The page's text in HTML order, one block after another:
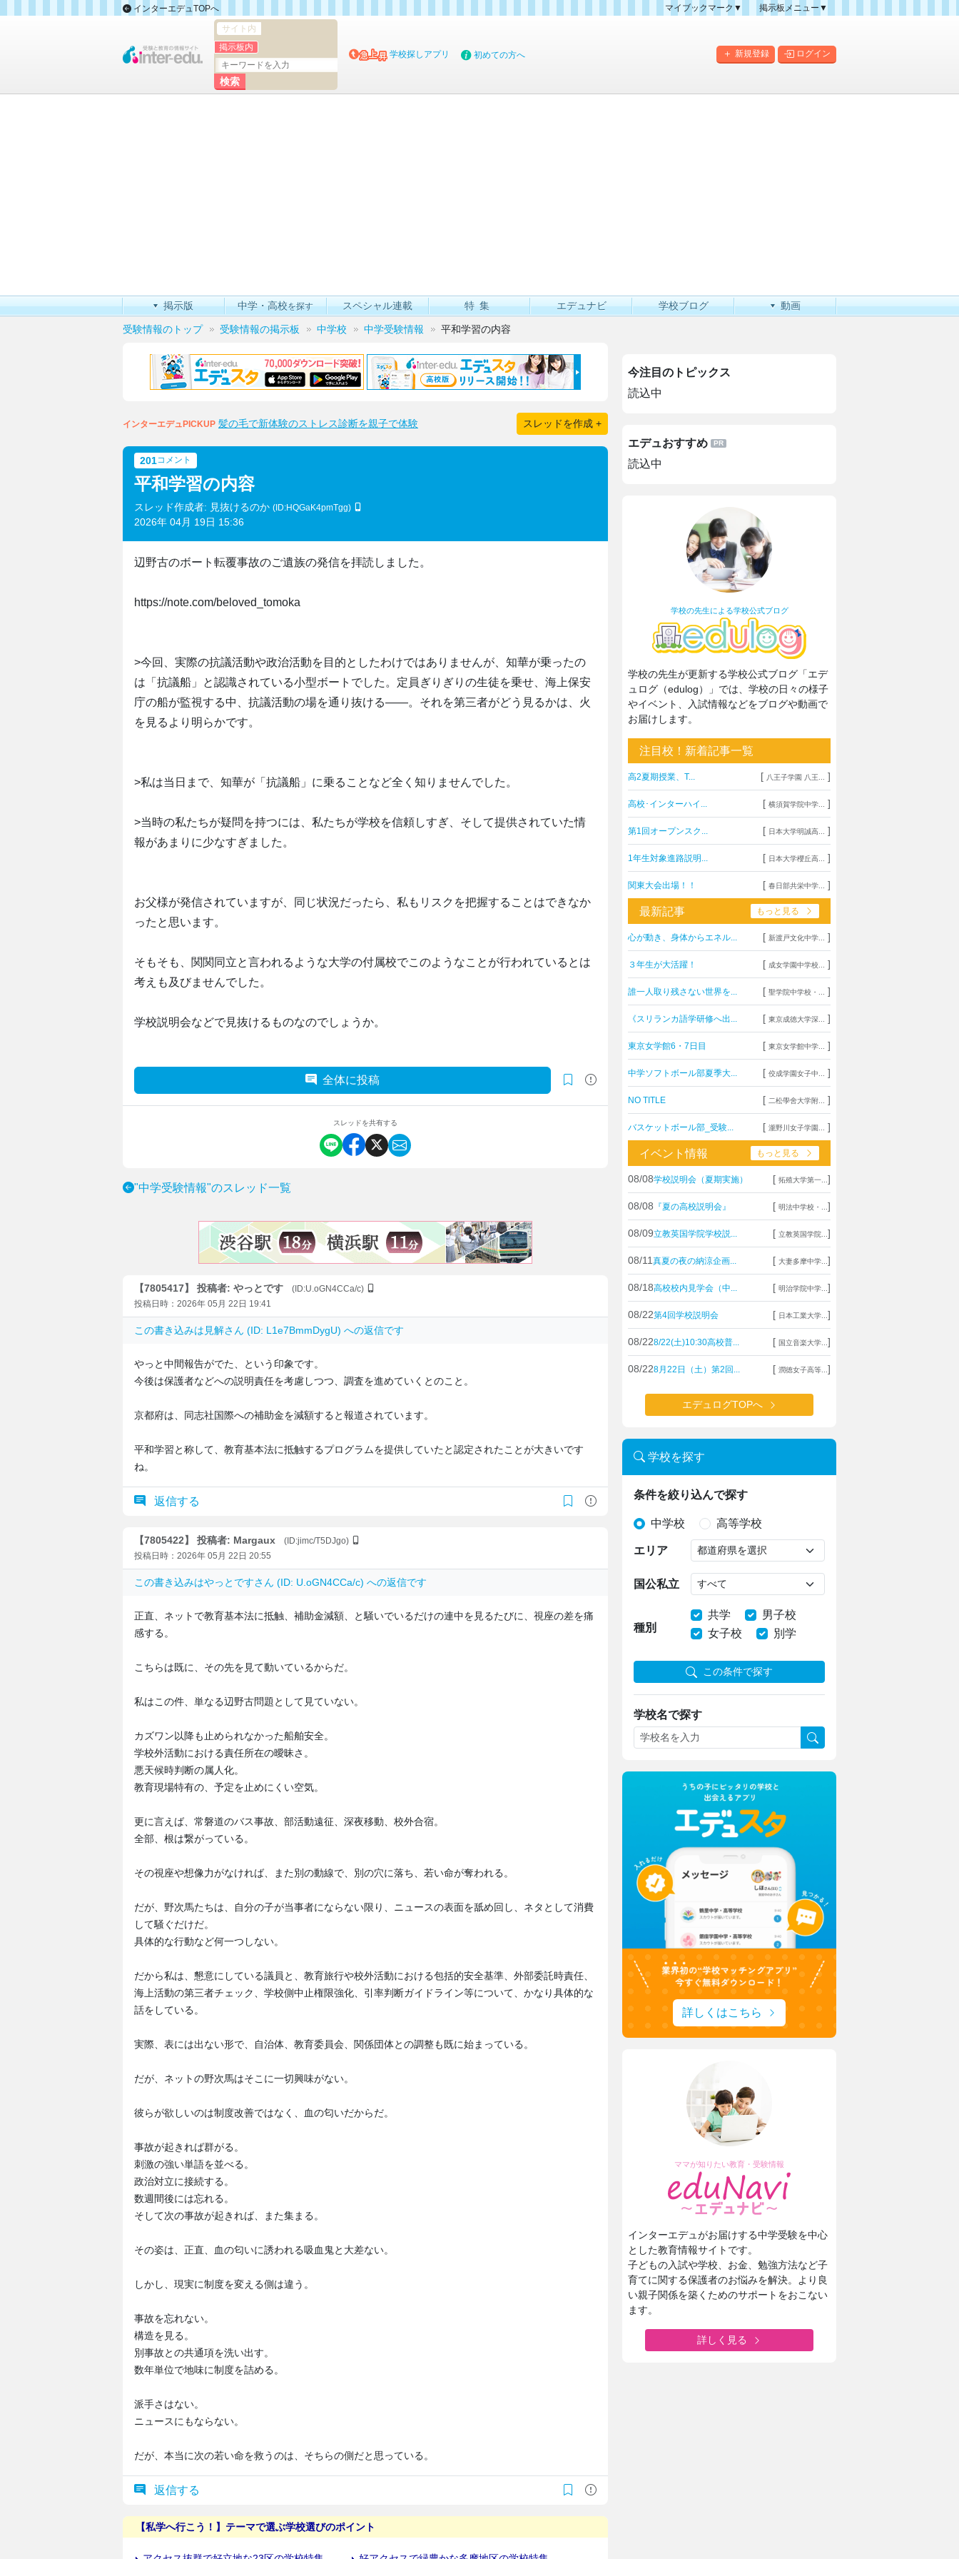
インターエデュTOPへ
マイブックマーク▼
掲示板メニュー▼
掲示板マップ
新規登録 ログイン
サイト内
掲示板内
学校探しアプリ 初めての方へ
掲示版 中学・高校を探す スペシャル連載 特集 エデュナビ 学校ブログ 動画
受験情報のトップ 受験情報の掲示板 中学校 中学受験情報 平和学習の内容
インターエデュPICKUP 髪の毛で新体験のストレス診断を親子で体験 スレッドを作成 +
201コメント
平和学習の内容
スレッド作成者: 見抜けるのか (ID:HQGaK4pmTgg)
2026年 04月 19日 15:36
辺野古のボート転覆事故のご遺族の発信を拝読しました。
https://note.com/beloved_tomoka
>今回、実際の抗議活動や政治活動を目的としたわけではありませんが、知華が乗ったの
は「抗議船」と認識されている小型ボートでした。定員ぎりぎりの生徒を乗せ、海上保安
庁の船が監視する中、抗議活動の場を通り抜ける――。それを第三者がどう見るかは、火
を見るより明らかです。
>私は当日まで、知華が「抗議船」に乗ることなど全く知りませんでした。
>当時の私たちが疑問を持つには、私たちが学校を信頼しすぎ、そして提供されていた情
報があまりに少なすぎました。
お父様が発信されていますが、同じ状況だったら、私もリスクを把握することはできなか
ったと思います。
そもそも、関関同立と言われるような大学の付属校でこのようなことが行われているとは
考えも及びませんでした。
学校説明会などで見抜けるものなのでしょうか。
全体に投稿
スレッドを共有する
"中学受験情報"のスレッド一覧
【7805417】 投稿者: やっとです
(ID:U.oGN4CCa/c)
投稿日時：2026年 05月 22日 19:41
この書き込みは 見解さん (ID: L1e7BmmDygU) への返信です
やっと中間報告がでた、という印象です。
今後は保護者などへの説明責任を考慮しつつ、調査を進めていくとのこと。
京都府は、同志社国際への補助金を減額すると報道されています。
平和学習と称して、教育基本法に抵触するプログラムを提供していたと認定されたことが大きいです
ね。
返信する
【7805422】 投稿者: Margaux
(ID:jimc/T5DJgo)
投稿日時：2026年 05月 22日 20:55
この書き込みはやっとですさん (ID: U.oGN4CCa/c) への返信です
正直、ネットで教育基本法に抵触、補助金減額、と騒いでいるだけの連中を見るたびに、視座の差を痛
感する。
こちらは既に、その先を見て動いているからだ。
私はこの件、単なる辺野古問題として見ていない。
カズワン以降も止められなかった船舶安全。
学校外活動における責任所在の曖昧さ。
悪天候時判断の属人化。
教育現場特有の、予定を止めにくい空気。
更に言えば、常磐道のバス事故、部活動遠征、深夜移動、校外合宿。
全部、根は繋がっている。
その視座や想像力がなければ、また別の動線で、別の穴に落ち、若い命が奪われる。
だが、野次馬たちは、自分の子が当事者にならない限り、ニュースの表面を舐め回し、ネタとして消費
して騒ぐだけだ。
具体的な行動など何一つしない。
だから私は、懇意にしている議員と、教育旅行や校外活動における包括的安全基準、外部委託時責任、
海上活動の第三者チェック、学校側中止権限強化、引率判断ガイドライン等について、かなり具体的な
話をしている。
実際、表には出ない形で、自治体、教育委員会、関係団体との調整も既に始まっている。
だが、ネットの野次馬はそこに一切興味がない。
彼らが欲しいのは制度改善ではなく、血の匂いだからだ。
事故が起きれば群がる。
刺激の強い単語を並べる。
政治対立に接続する。
数週間後には忘れる。
そして次の事故が起きれば、また集まる。
その姿は、正直、血の匂いに誘われる吸血鬼と大差ない。
しかし、現実に制度を変える側は違う。
事故を忘れない。
構造を見る。
別事故との共通項を洗い出す。
数年単位で地味に制度を詰める。
派手さはない。
ニュースにもならない。
だが、本当に次の若い命を救うのは、そちらの側だと思っている。
返信する
今注目のトピックス
読込中
エデュおすすめ
読込中
学校の先生による学校公式ブログ
学校の先生が更新する学校公式ブログ「エデ
ュログ（edulog）」では、学校の日々の様子
やイベント、入試情報などをブログや動画で
お届けします。
注目校！新着記事一覧
高2夏期授業、T... [ 八王子学園 八王... ]
高校･インターハイ... [ 横須賀学院中学... ]
第1回オープンスク... [ 日本大学明誠高... ]
1年生対象進路説明... [ 日本大学櫻丘高... ]
関東大会出場！！ [ 春日部共栄中学... ]
最新記事 もっと見る
心が動き、身体からエネル... [ 新渡戸文化中学... ]
３年生が大活躍！ [ 成女学園中学校... ]
誰一人取り残さない世界を... [ 聖学院中学校・... ]
《スリランカ語学研修へ出... [ 東京成徳大学深... ]
東京女学館6・7日目 [ 東京女学館中学... ]
中学ソフトボール部夏季大... [ 佼成学園女子中... ]
NO TITLE [ 二松學舍大学附... ]
バスケットボール部_受験... [ 瀧野川女子学園... ]
イベント情報 もっと見る
08/08学校説明会（夏期実施） [ 拓殖大学第一... ]
08/08 『夏の高校説明会』 [ 明法中学校・... ]
08/09立教英国学院学校説... [ 立教英国学院... ]
08/11 真夏の夜の納涼企画... [ 大妻多摩中学... ]
08/18高校校内見学会（中... [ 明治学院中学... ]
08/22第4回学校説明会 [ 日本工業大学... ]
08/228/22(土)10:30高校普... [ 国立音楽大学... ]
08/228月22日（土）第2回... [ 潤徳女子高等... ]
エデュログTOPへ
学校を探す
条件を絞り込んで探す
中学校 高等学校
エリア
国公私立
種別
共学
男子校
女子校
別学
この条件で探す
学校名で探す
詳しくはこちら
ママが知りたい教育・受験情報
インターエデュがお届けする中学受験を中心
とした教育情報サイトです。
子どもの入試や学校、お金、勉強方法など子
育てに関する保護者のお悩みを解決。より良
い親子関係を築くためのサポートをおこない
ます。
詳しく見る